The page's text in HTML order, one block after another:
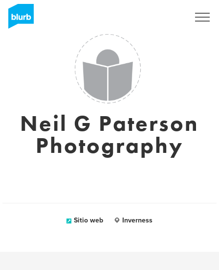
Neil G Paterson
Photography
Sitio web Inverness